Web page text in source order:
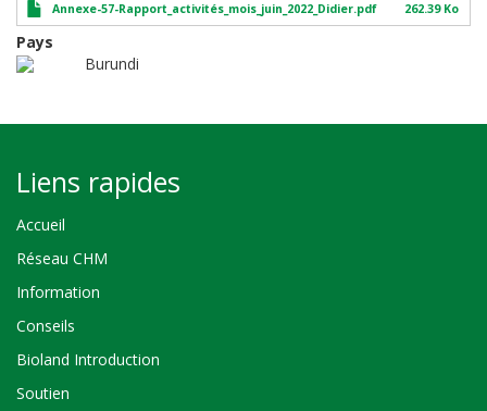
Annexe-57-Rapport_activités_mois_juin_2022_Didier.pdf 262.39 Ko
Pays
Burundi
Liens rapides
Accueil
Réseau CHM
Information
Conseils
Bioland Introduction
Soutien